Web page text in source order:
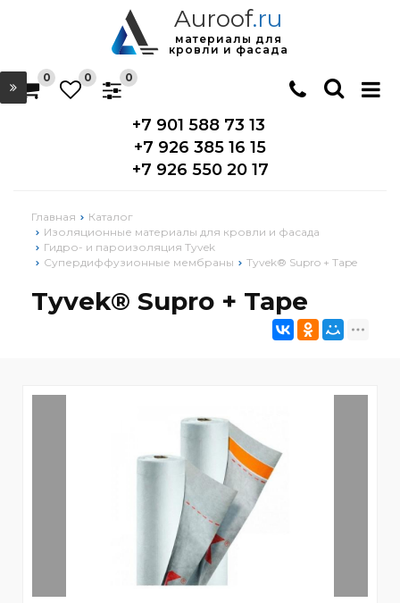
Auroof.ru
материалы для
кровли и фасада
+7 901 588 73 13
+7 926 385 16 15
+7 926 550 20 17
0 0 0
Главная
Каталог
Изоляционные материалы для кровли и фасада
Гидро- и пароизоляция Tyvek
Супердиффузионные мембраны
Tyvek® Supro + Tape
Tyvek® Supro + Tape